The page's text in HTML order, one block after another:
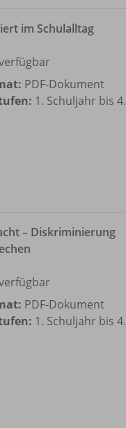
im Schulalltag
PDF-Dokument
1. Schuljahr bis 4.
– Diskriminierung
PDF-Dokument
1. Schuljahr bis 4.